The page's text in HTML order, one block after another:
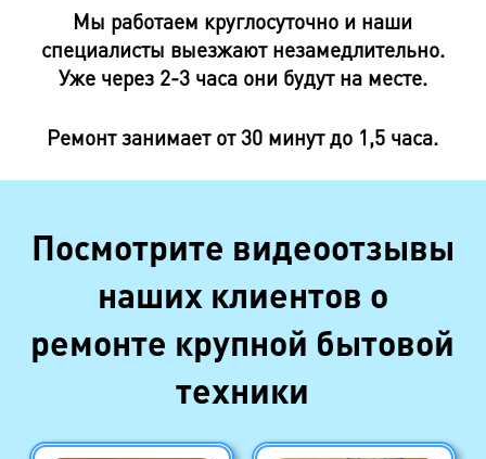
Мы работаем круглосуточно и наши
специалисты выезжают незамедлительно.
Уже через 2-3 часа они будут на месте.
Ремонт занимает от 30 минут до 1,5 часа.
Посмотрите видеоотзывы
наших клиентов о
ремонте крупной бытовой
техники